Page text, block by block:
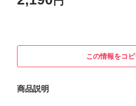
この情報をコ
商品説明